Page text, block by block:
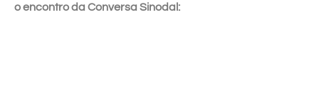
o encontro da Conversa Sinodal: